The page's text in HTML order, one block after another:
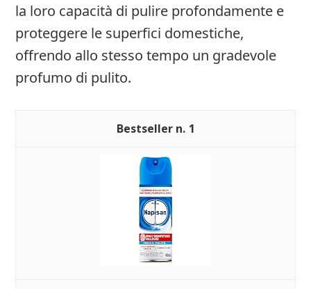
la loro capacità di pulire profondamente e
proteggere le superfici domestiche,
offrendo allo stesso tempo un gradevole
profumo di pulito.
1